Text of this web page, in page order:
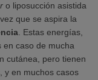
o liposucción asistida
que se aspira la
. Estas energías,
en caso de mucha
cutánea, pero tienen
y en muchos casos